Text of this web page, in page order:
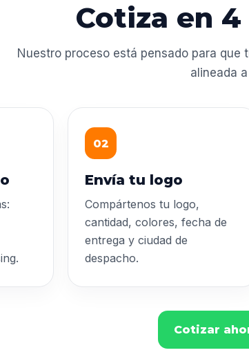
Cotiza en
Nuestro proceso está pensado para
alineada
02
Envía tu logo
Compártenos tu logo,
cantidad, colores, fecha de
entrega y ciudad de
despacho.
Cotizar